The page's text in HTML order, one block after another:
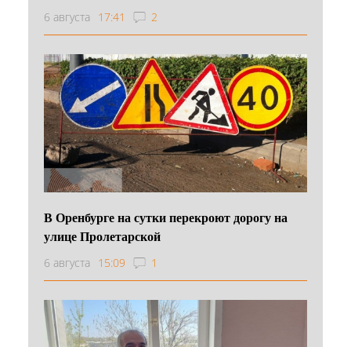
6 августа 17:41 2
В Оренбурге на сутки перекроют дорогу на
улице Пролетарской
6 августа 15:09 1